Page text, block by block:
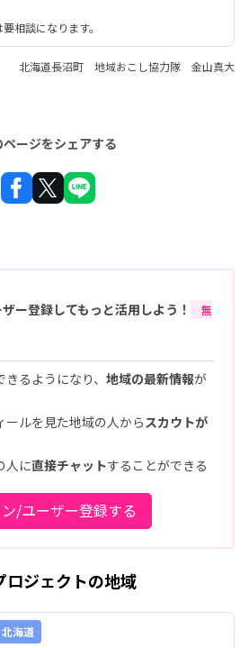
相談になります。
北海道長沼町 地域おこし協力隊 金山真大
ページをシェアする
ー登録してもっと活用しよう！
無
きるようになり、 地域の最新情報が
ールを見た地域の人から スカウトが
人に直接チャットすることができる
/ユーザー登録する
ロジェクトの地域
北海道